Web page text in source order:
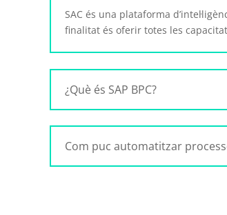
SAC és una plataforma
finalitat és oferir totes les
¿Què és SAP BPC?
Com puc automatitzar